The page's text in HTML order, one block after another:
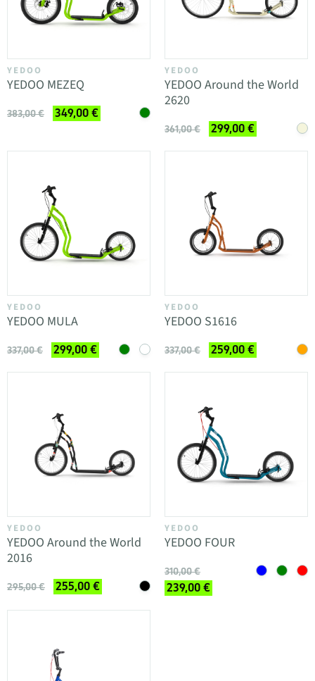
YEDOO
YEDOO MEZEQ
383,00 € 349,00 €
YEDOO
YEDOO Around the World
2620
361,00 € 299,00 €
YEDOO
YEDOO MULA
337,00 € 299,00 €
YEDOO
YEDOO S1616
337,00 € 259,00 €
YEDOO
YEDOO Around the World
2016
295,00 € 255,00 €
YEDOO
YEDOO FOUR
310,00 €
239,00 €